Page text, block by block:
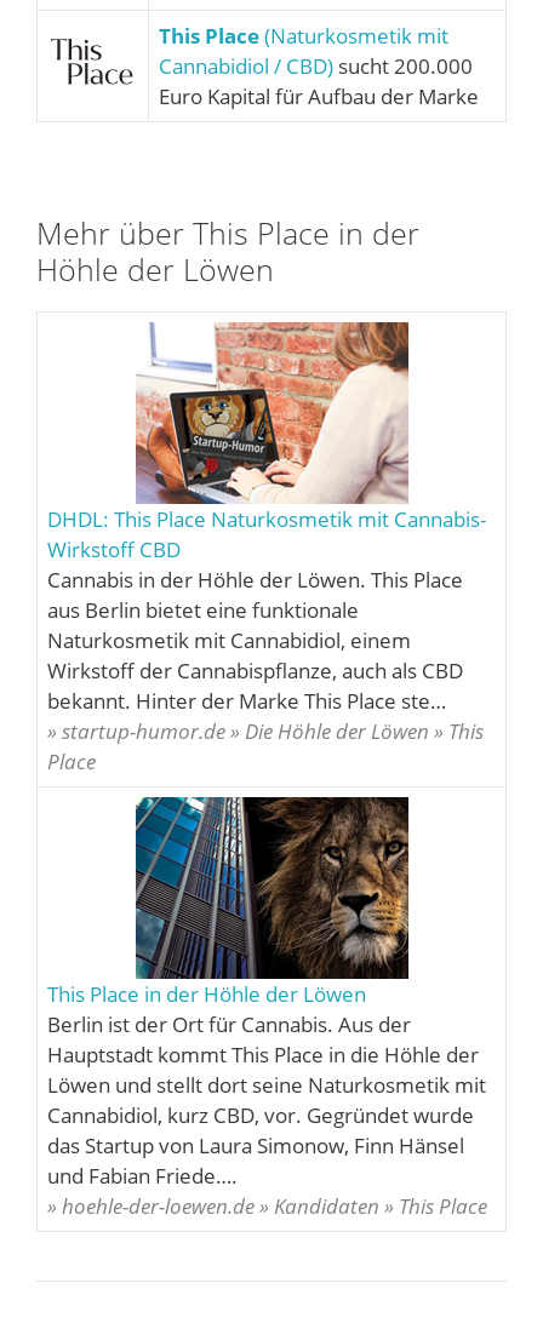
This Place(Naturkosmetik mit
Cannabidiol / CBD) sucht 200.000
Euro Kapital für Aufbau der Marke
Mehr über This Place in der
Höhle der Löwen
DHDL: This Place Naturkosmetik mit Cannabis-
Wirkstoff CBD
Cannabis in der Höhle der Löwen. This Place
aus Berlin bietet eine funktionale
Naturkosmetik mit Cannabidiol, einem
Wirkstoff der Cannabispflanze, auch als CBD
bekannt. Hinter der Marke This Place ste…
» startup-humor.de » Die Höhle der Löwen » This
Place
This Place in der Höhle der Löwen
Berlin ist der Ort für Cannabis. Aus der
Hauptstadt kommt This Place in die Höhle der
Löwen und stellt dort seine Naturkosmetik mit
Cannabidiol, kurz CBD, vor. Gegründet wurde
das Startup von Laura Simonow, Finn Hänsel
und Fabian Friede….
» hoehle-der-loewen.de » Kandidaten » This Place